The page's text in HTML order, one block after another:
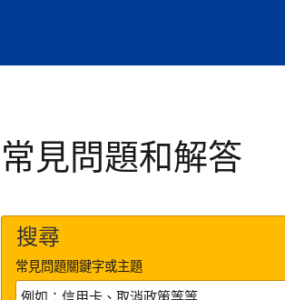
常見問題和解答
搜尋
常見問題關鍵字或主題